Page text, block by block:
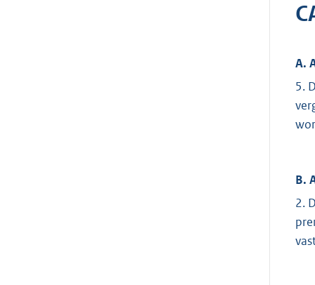
A.
5.
B.
2.